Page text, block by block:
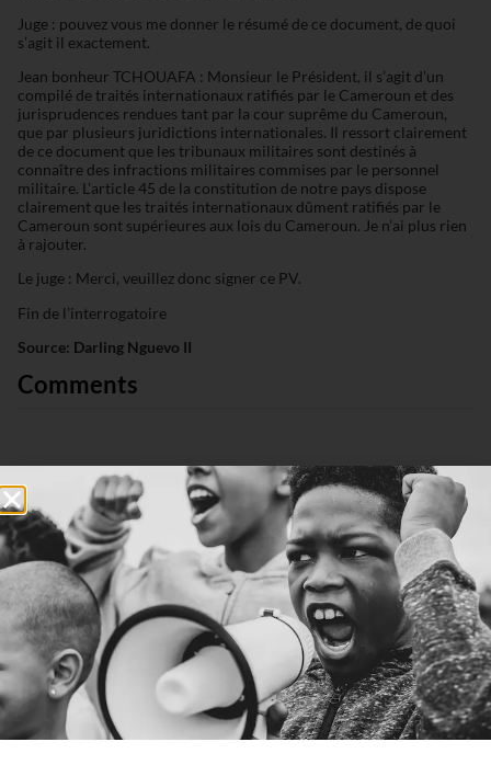
Juge : pouvez vous me donner le résumé de ce document, de quoi
s’agit il exactement.
Jean bonheur TCHOUAFA : Monsieur le Président, il s’agit d’un
compilé de traités internationaux ratifiés par le Cameroun et des
jurisprudences rendues tant par la cour suprême du Cameroun,
que par plusieurs juridictions internationales. Il ressort clairement
de ce document que les tribunaux militaires sont destinés à
connaître des infractions militaires commises par le personnel
militaire. L’article 45 de la constitution de notre pays dispose
clairement que les traités internationaux dûment ratifiés par le
Cameroun sont supérieures aux lois du Cameroun. Je n’ai plus rien
à rajouter.
Le juge : Merci, veuillez donc signer ce PV.
Fin de l’interrogatoire
Source: Darling Nguevo II
Comments
Connexion
COMMENTAIRES